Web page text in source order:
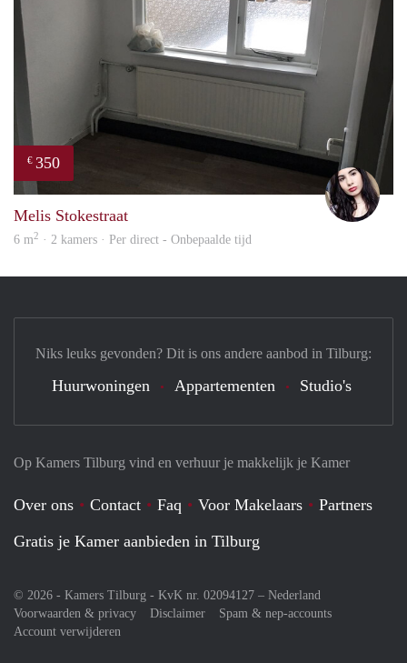
€ 350
Melis Stokestraat
6 m2 · 2 kamers · Per direct - Onbepaalde tijd
Op Kamers Tilburg vind en verhuur je makkelijk je Kamer
Over ons Contact Faq Voor Makelaars
Partners
Gratis je Kamer aanbieden in Tilburg
© 2026 - Kamers Tilburg - KvK nr. 02094127 – Nederland
Voorwaarden & privacy
Disclaimer
Spam & nep-accounts
Account verwijderen
Niks leuks gevonden? Dit is ons andere aanbod in Tilburg:
Huurwoningen Appartementen Studio's